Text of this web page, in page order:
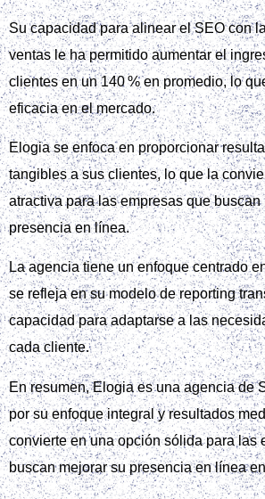
Su capacidad para alinear el SEO con
ventas le ha permitido aumentar el
clientes en un 140 % en promedio, lo
eficacia en el mercado.
Elogia se enfoca en proporcionar
tangibles a sus clientes, lo que la
atractiva para las empresas que buscan
presencia en línea.
La agencia tiene un enfoque centrado
se refleja en su modelo de reporting
capacidad para adaptarse a las
cada cliente.
En resumen, Elogia es una agencia de
por su enfoque integral y resultados
convierte en una opción sólida para las
buscan mejorar su presencia en línea